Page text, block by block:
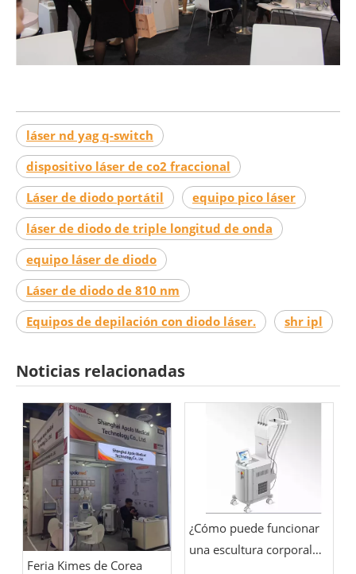
láser nd yag q-switch
dispositivo láser de co2 fraccional
Láser de diodo portátil
equipo pico láser
láser de diodo de triple longitud de onda
equipo láser de diodo
Láser de diodo de 810 nm
Equipos de depilación con diodo láser.
shr ipl
Noticias relacionadas
Feria Kimes de Corea
¿Cómo puede funcionar
una escultura corporal